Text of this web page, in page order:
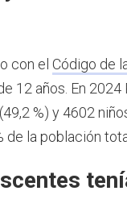
con el Código de
12 años. En
%) y 4602
de la población